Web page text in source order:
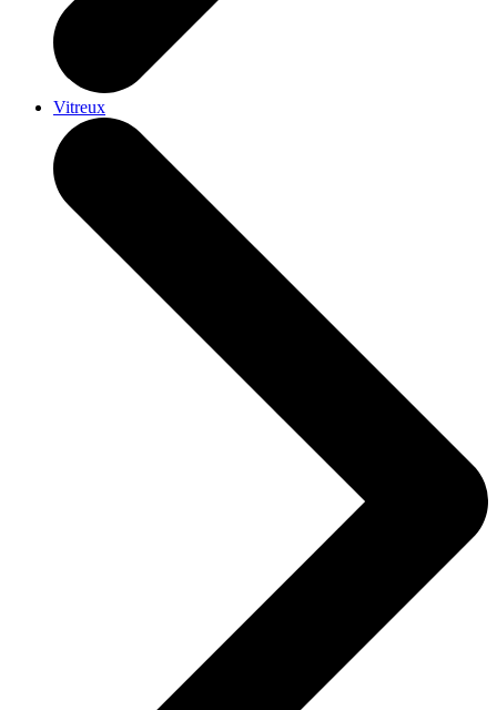
Vitreux